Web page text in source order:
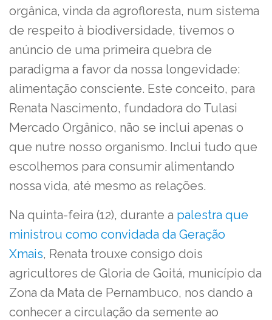
orgânica, vinda da agrofloresta, num sistema
de respeito à biodiversidade, tivemos o
anúncio de uma primeira quebra de
paradigma a favor da nossa longevidade:
alimentação consciente. Este conceito, para
Renata Nascimento, fundadora do Tulasi
Mercado Orgânico, não se inclui apenas o
que nutre nosso organismo. Inclui tudo que
escolhemos para consumir alimentando
nossa vida, até mesmo as relações.
Na quinta-feira (12), durante a palestra que
ministrou como convidada da Geração
Xmais, Renata trouxe consigo dois
agricultores de Gloria de Goitá, município da
Zona da Mata de Pernambuco, nos dando a
conhecer a circulação da semente ao